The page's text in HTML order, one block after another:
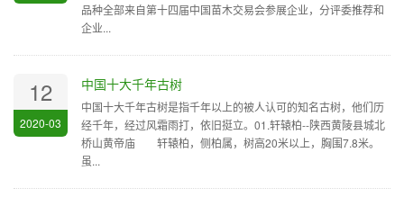
品种全部来自第十四届中国苗木交易会参展企业，分评委推荐和
企业...
12
2020-03
中国十大千年古树
中国十大千年古树是指千年以上的被人认可的知名古树，他们历
经千年，经过风霜雨打，依旧挺立。01.轩辕柏--陕西黄陵县城北
桥山黄帝庙 轩辕柏，侧柏属，树高20米以上，胸围7.8米。
虽...